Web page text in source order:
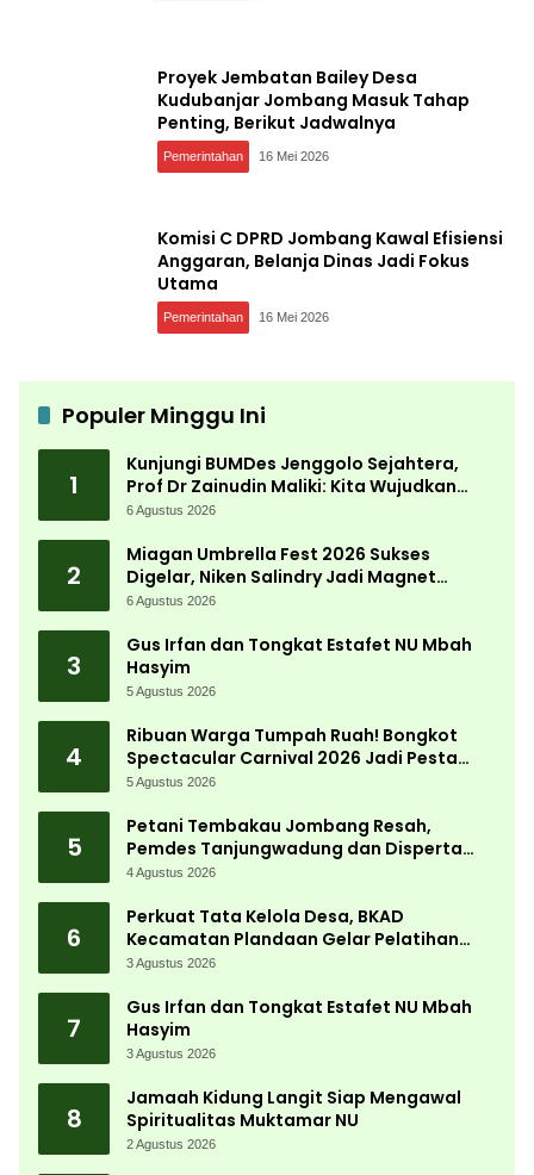
Proyek Jembatan Bailey Desa
Kudubanjar Jombang Masuk Tahap
Penting, Berikut Jadwalnya
Pemerintahan 16 Mei 2026
Komisi C DPRD Jombang Kawal Efisiensi
Anggaran, Belanja Dinas Jadi Fokus
Utama
Pemerintahan 16 Mei 2026
Populer Minggu Ini
1
Kunjungi BUMDes Jenggolo Sejahtera,
Prof Dr Zainudin Maliki: Kita Wujudkan
Kemandirian Ekonomi dengan Potensi
6 Agustus 2026
2
Miagan Umbrella Fest 2026 Sukses
Digelar, Niken Salindry Jadi Magnet
Ribuan Pengunjung
6 Agustus 2026
3
Gus Irfan dan Tongkat Estafet NU Mbah
Hasyim
5 Agustus 2026
4
Ribuan Warga Tumpah Ruah! Bongkot
Spectacular Carnival 2026 Jadi Pesta
Kemerdekaan Terbesar di Peterongan
5 Agustus 2026
5
Petani Tembakau Jombang Resah,
Pemdes Tanjungwadung dan Disperta
Bergerak Cepat
4 Agustus 2026
6
Perkuat Tata Kelola Desa, BKAD
Kecamatan Plandaan Gelar Pelatihan
Aparatur Pemdes
3 Agustus 2026
7
Gus Irfan dan Tongkat Estafet NU Mbah
Hasyim
3 Agustus 2026
8
Jamaah Kidung Langit Siap Mengawal
Spiritualitas Muktamar NU
2 Agustus 2026